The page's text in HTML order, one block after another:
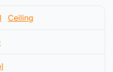
Ceiling